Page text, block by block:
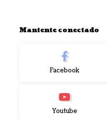
Mantente conectado
Facebook
Youtube